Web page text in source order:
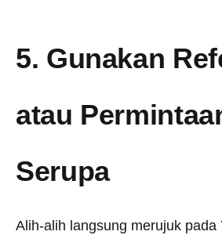
5. Gunakan
atau
Serupa
Alih-alih langsung merujuk pada